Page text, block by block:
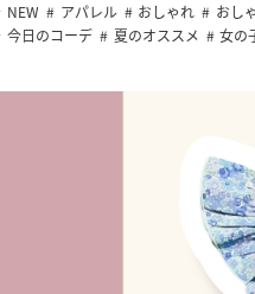
NEW
アパレル おしゃれ おし
今日のコーデ
夏のオススメ 女の